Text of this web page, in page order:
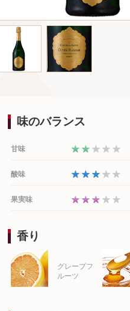
味のバランス
甘味
酸味
果実味
香り
グレープフ
ルーツ